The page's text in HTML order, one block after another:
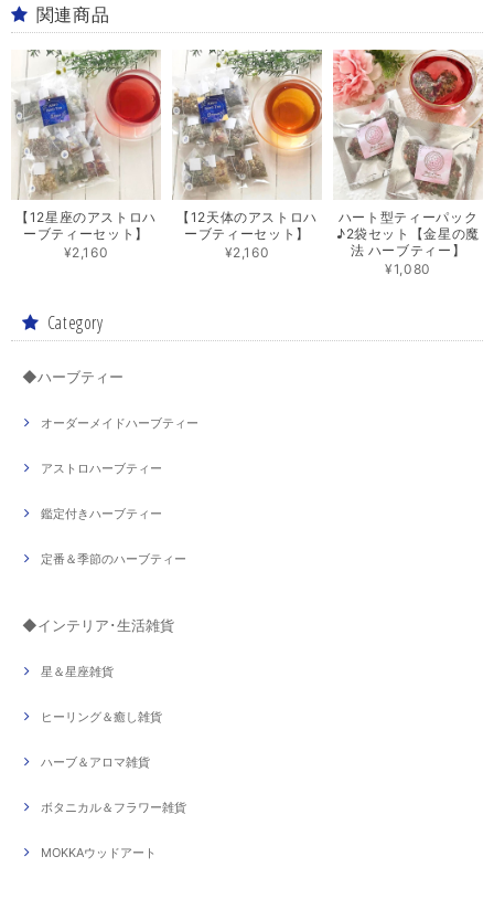
関連商品
【12星座のアストロハ
ーブティーセット】
¥2,160
【12天体のアストロハ
ーブティーセット】
¥2,160
ハート型ティーパック
♪2袋セット【金星の魔
法 ハーブティー】
¥1,080
Category
◆ハーブティー
オーダーメイドハーブティー
アストロハーブティー
鑑定付きハーブティー
定番＆季節のハーブティー
◆インテリア･生活雑貨
星＆星座雑貨
ヒーリング＆癒し雑貨
ハーブ＆アロマ雑貨
ボタニカル＆フラワー雑貨
MOKKAウッドアート